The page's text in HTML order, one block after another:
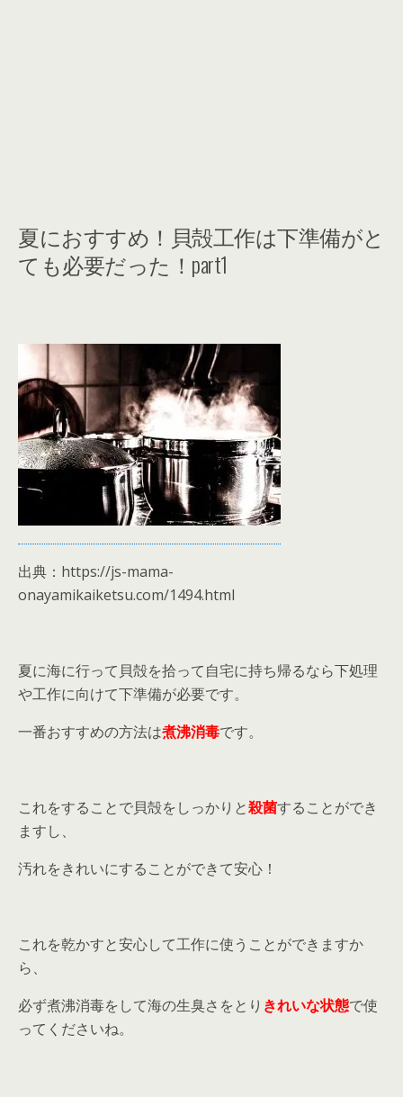
夏におすすめ！貝殻工作は下準備がと
ても必要だった！part1
出典：https://js-mama-
onayamikaiketsu.com/1494.html
夏に海に行って貝殻を拾って自宅に持ち帰るなら下処理
や工作に向けて下準備が必要です。
一番おすすめの方法は煮沸消毒です。
これをすることで貝殻をしっかりと殺菌することができ
ますし、
汚れをきれいにすることができて安心！
これを乾かすと安心して工作に使うことができますか
ら、
必ず煮沸消毒をして海の生臭さをとり きれいな状態で使
ってくださいね。